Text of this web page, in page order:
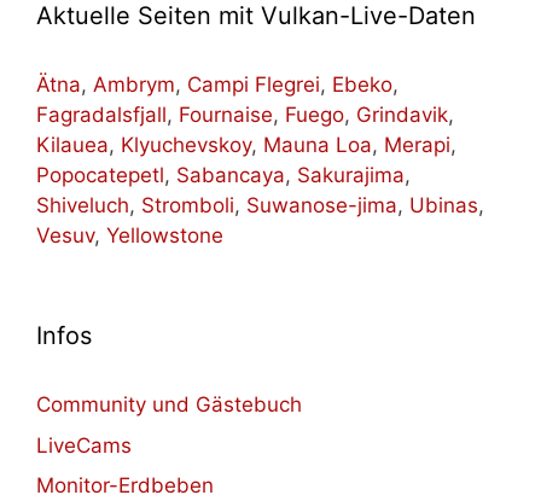
Aktuelle Seiten mit Vulkan-Live-Daten
Ätna, Ambrym, Campi Flegrei, Ebeko,
Fagradalsfjall, Fournaise, Fuego, Grindavik,
Kilauea, Klyuchevskoy, Mauna Loa, Merapi,
Popocatepetl, Sabancaya, Sakurajima,
Shiveluch, Stromboli, Suwanose-jima, Ubinas,
Vesuv, Yellowstone
Infos
Community und Gästebuch
LiveCams
Monitor-Erdbeben